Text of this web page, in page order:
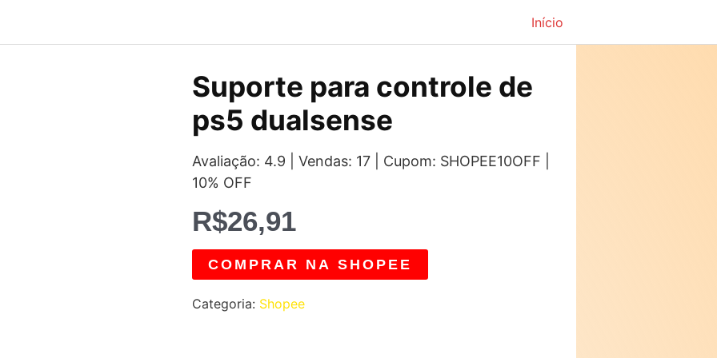
Início
Suporte para controle de
ps5 dualsense
Avaliação: 4.9 | Vendas: 17 | Cupom: SHOPEE10OFF |
10% OFF
R$26,91
COMPRAR NA SHOPEE
Categoria: Shopee